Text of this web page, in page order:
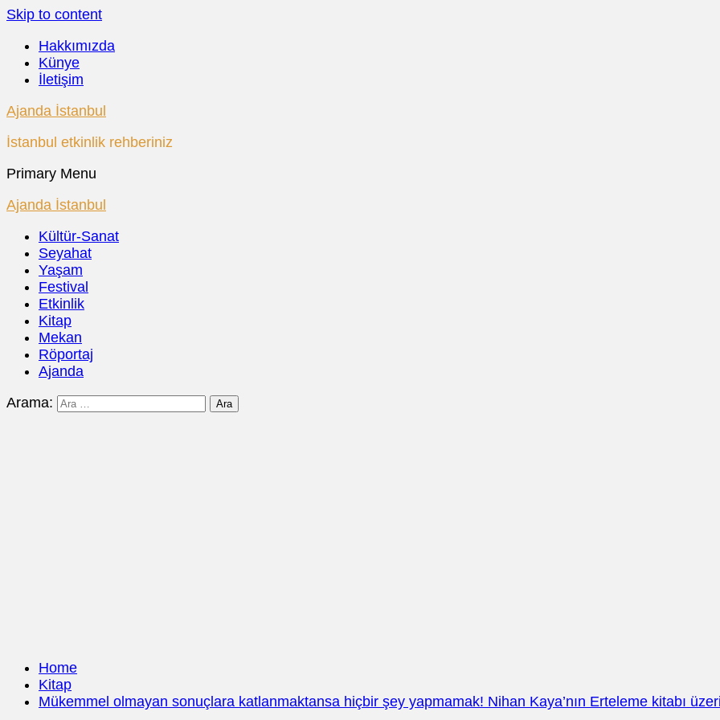
Skip to content
Hakkımızda
Künye
İletişim
Ajanda İstanbul
İstanbul etkinlik rehberiniz
Primary Menu
Ajanda İstanbul
Kültür-Sanat
Seyahat
Yaşam
Festival
Etkinlik
Kitap
Mekan
Röportaj
Ajanda
Arama:
Home
Kitap
Mükemmel olmayan sonuçlara katlanmaktansa hiçbir şey yapmamak! Nihan Kaya’nın Erteleme kitabı